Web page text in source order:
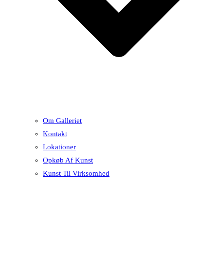
Om Galleriet
Kontakt
Lokationer
Opkøb Af Kunst
Kunst Til Virksomhed